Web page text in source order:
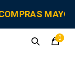
0
MI CUENTA
Herramientas